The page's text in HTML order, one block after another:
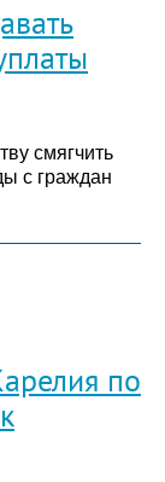
смягчить
с граждан
по